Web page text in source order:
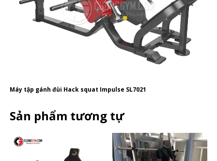
Máy tập gánh đùi Hack squat Impulse SL7021
Sản phẩm tương tự